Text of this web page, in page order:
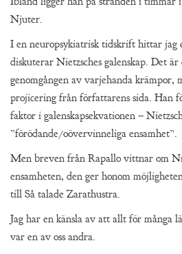
Njuter.
I en neuropsykiatrisk tidskrift hittar jag
diskuterar Nietzsches galenskap. Det
genomgången av varjehanda krämpor,
projicering från författarens sida. Han
faktor i galenskapsekvationen –
”förödande/oövervinneliga ensamhet”.
Men breven från Rapallo vittnar om
ensamheten, den ger honom
till Så talade Zarathustra.
Jag har en känsla av att allt för många
var en av oss andra.